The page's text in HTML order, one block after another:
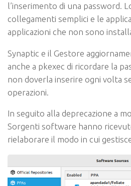
l’inserimento di una password.
collegamenti semplici e le
applicazioni che non sono
Synaptic e il Gestore
anche a pkexec di ricordare la
non doverla inserire ogni volta
operazioni.
In seguito alla deprecazione a
Sorgenti software hanno
rielaborare il modo in cui